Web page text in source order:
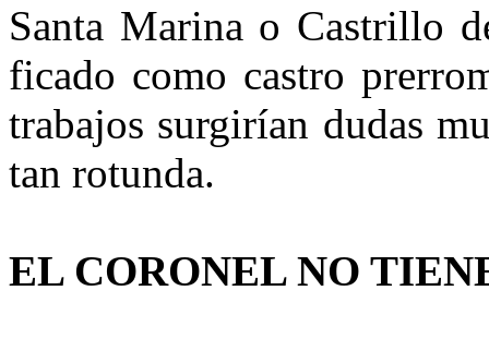
Santa Marina o Castrillo
ficado como castro
tra­bajos surgirían dudas
tan rotunda.
EL CORONEL NO